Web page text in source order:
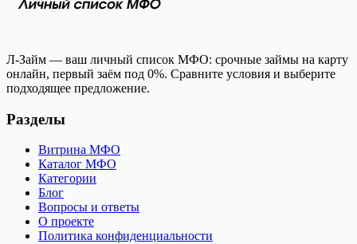
Л-Займ — ваш личный список МФО: срочные займы на карту
онлайн, первый заём под 0%. Сравните условия и выберите
подходящее предложение.
Разделы
Витрина МФО
Каталог МФО
Категории
Блог
Вопросы и ответы
О проекте
Политика конфиденциальности